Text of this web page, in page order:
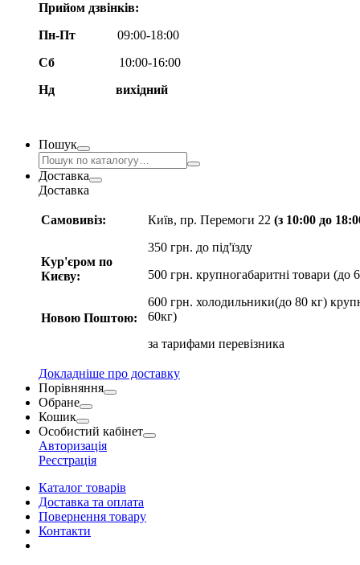
Прийом дзвінків:
Пн-Пт
09:00-18:00
Сб
10:00-16:00
Нд вихідний
Пошук
Доставка
Доставка
Самовивіз:
Кур'єром по
Києву:
Новою Поштою:
Київ, пр. Перемоги 22 (з 10:00 до
350 грн. до під'їзду
500 грн. крупногабаритні товари (до
600 грн. холодильники(до 80 кг)
60кг)
за тарифами перевізника
Докладніше про доставку
Порівняння
Обране
Кошик
Особистий кабінет
Авторизація
Реєстрація
Каталог товарів
Доставка та оплата
Повернення товару
Контакти